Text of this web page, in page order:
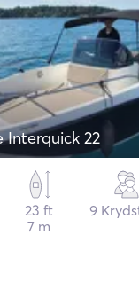
Interquick 22
23 ft
7 m
9